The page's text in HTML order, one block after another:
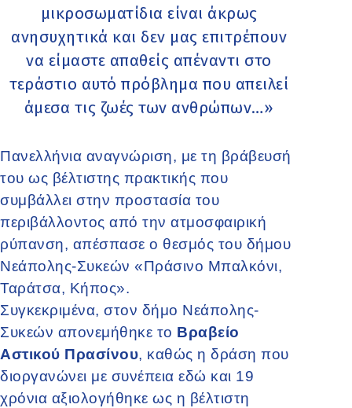
μικροσωματίδια είναι άκρως
ανησυχητικά και δεν μας επιτρέπουν
να είμαστε απαθείς απέναντι στο
τεράστιο αυτό πρόβλημα που απειλεί
άμεσα τις ζωές των ανθρώπων…»
Πανελλήνια αναγνώριση, με τη βράβευσή
του ως βέλτιστης πρακτικής που
συμβάλλει στην προστασία του
περιβάλλοντος από την ατμοσφαιρική
ρύπανση, απέσπασε ο θεσμός του δήμου
Νεάπολης-Συκεών «Πράσινο Μπαλκόνι,
Ταράτσα, Κήπος».
Συγκεκριμένα, στον δήμο Νεάπολης-
Συκεών απονεμήθηκε το Βραβείο
Αστικού Πρασίνου, καθώς η δράση που
διοργανώνει με συνέπεια εδώ και 19
χρόνια αξιολογήθηκε ως η βέλτιστη